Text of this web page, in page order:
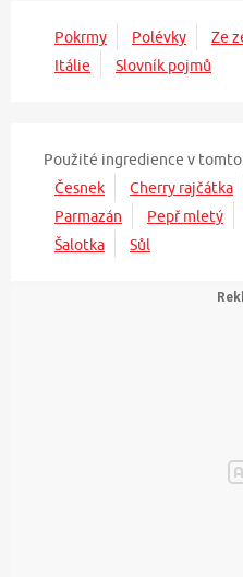
Pokrmy Polévky Ze
Itálie
Slovník pojmů
Použité ingredience v
Česnek
Cherry rajčátka
Parmazán
Pepř mletý
Šalotka
Sůl